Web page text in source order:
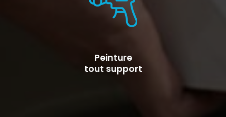
Peinture
tout support